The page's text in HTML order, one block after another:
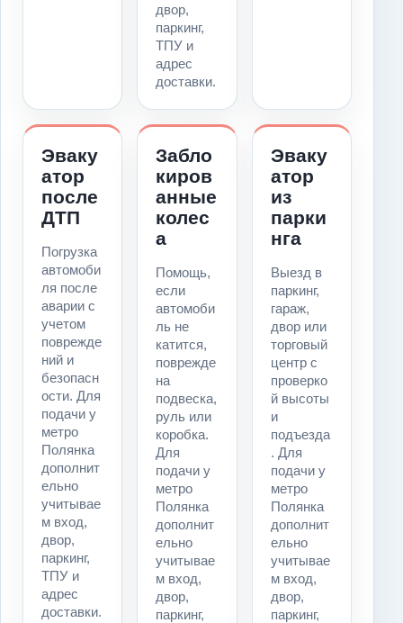
двор,
паркинг,
ТПУ и
адрес
доставки.
Эваку
атор
после
ДТП
Погрузка
автомоби
ля после
аварии с
учетом
поврежде
ний и
безопасн
ости. Для
подачи у
метро
Полянка
дополнит
ельно
учитывае
м вход,
двор,
паркинг,
ТПУ и
адрес
доставки.
Забло
киров
анные
колес
а
Помощь,
если
автомоби
ль не
катится,
поврежде
на
подвеска,
руль или
коробка.
Для
подачи у
метро
Полянка
дополнит
ельно
учитывае
м вход,
двор,
паркинг,
Эваку
атор
из
парки
нга
Выезд в
паркинг,
гараж,
двор или
торговый
центр с
проверко
й высоты
и
подъезда
. Для
подачи у
метро
Полянка
дополнит
ельно
учитывае
м вход,
двор,
паркинг,